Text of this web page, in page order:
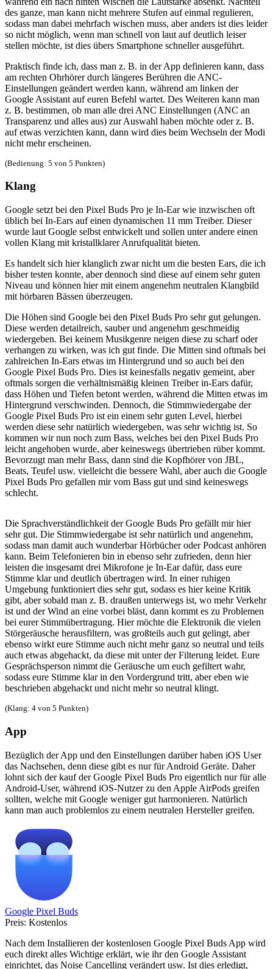
des ganze, man kann nicht mehrere Stufen auf einmal regulieren,
sodass man dabei mehrfach wischen muss, aber anders ist dies leider
so nicht möglich, wenn man schnell von laut auf deutlich leiser
stellen möchte, ist dies übers Smartphone schneller ausgeführt.
Praktisch finde ich, dass man z. B. in der App definieren kann, dass
am rechten Ohrhörer durch längeres Berühren die ANC-
Einstellungen geändert werden kann, während am linken der
Google Assistant auf euren Befehl wartet. Des Weiteren kann man
z. B. bestimmen, ob man alle drei ANC Einstellungen (ANC an
Transparenz und alles aus) zur Auswahl haben möchte oder z. B.
auf etwas verzichten kann, dann wird dies beim Wechseln der Modi
nicht mehr erscheinen.
(Bedienung: 5 von 5 Punkten)
Klang
Google setzt bei den Pixel Buds Pro je In-Ear wie inzwischen oft
üblich bei In-Ears auf einen dynamischen 11 mm Treiber. Dieser
wurde laut Google selbst entwickelt und sollen unter andere einen
vollen Klang mit kristallklarer Anrufqualität bieten.
Es handelt sich hier klanglich zwar nicht um die besten Ears, die ich
bisher testen konnte, aber dennoch sind diese auf einem sehr guten
Niveau und können hier mit einem angenehm neutralen Klangbild
mit hörbaren Bässen überzeugen.
Die Höhen sind Google bei den Pixel Buds Pro sehr gut gelungen.
Diese werden detailreich, sauber und angenehm geschmeidig
wiedergeben. Bei keinem Musikgenre neigen diese zu scharf oder
verhangen zu wirken, was ich gut finde. Die Mitten sind oftmals bei
zahlreichen In-Ears etwas im Hintergrund und so auch bei den
Google Pixel Buds Pro. Dies ist keinesfalls negativ gemeint, aber
oftmals sorgen die verhältnismäßig kleinen Treiber in-Ears dafür,
dass Höhen und Tiefen betont werden, während die Mitten etwas im
Hintergrund verschwinden. Dennoch, die Stimmwiedergabe der
Google Pixel Buds Pro ist ein einem sehr guten Level, hierbei
werden diese sehr natürlich wiedergeben, was sehr wichtig ist. So
kommen wir nun noch zum Bass, welches bei den Pixel Buds Pro
leicht angehoben wurde, aber keineswegs übertrieben rüber kommt.
Bevorzugt man mehr Bass, dann sind die Kopfhörer von JBL,
Beats, Teufel usw. vielleicht die bessere Wahl, aber auch die Google
Pixel Buds Pro gefallen mir vom Bass gut und sind keineswegs
schlecht.
Die Sprachverständlichkeit der Google Buds Pro gefällt mir hier
sehr gut. Die Stimmwiedergabe ist sehr natürlich und angenehm,
sodass man damit auch wunderbar Hörbücher oder Podcast anhören
kann. Beim Telefonieren bin in ebenso sehr zufrieden, denn hier
leisten die insgesamt drei Mikrofone je In-Ear dafür, dass eure
Stimme klar und deutlich übertragen wird. In einer ruhigen
Umgebung funktioniert dies sehr gut, sodass es hier keine Kritik
gibt, aber sobald man z. B. draußen unterwegs ist, wo mehr Verkehr
ist und der Wind an eine vorbei bläst, dann kommt es zu Problemen
bei eurer Stimmübertragung. Hier möchte die Elektronik die vielen
Störgeräusche herausfiltern, was großteils auch gut gelingt, aber
ebenso wirkt eure Stimme auch nicht mehr ganz so neutral und teils
auch etwas abgehackt, da diese mit unter der Filterung leidet. Eure
Gesprächsperson nimmt die Geräusche um euch gefiltert wahr,
sodass eure Stimme klar in den Vordergrund tritt, aber eben wie
beschrieben abgehackt und nicht mehr so neutral klingt.
(Klang: 4 von 5 Punkten)
App
Bezüglich der App und den Einstellungen darüber haben iOS User
das Nachsehen, denn diese gibt es nur für Android Geräte. Daher
lohnt sich der kauf der Google Pixel Buds Pro eigentlich nur für alle
Android-User, während iOS-Nutzer zu den Apple AirPods greifen
sollten, welche mit Google weniger gut harmonieren. Natürlich
kann man auch problemlos zu einem neutralen Hersteller greifen.
Google Pixel Buds
Preis: Kostenlos
Nach dem Installieren der kostenlosen Google Pixel Buds App wird
euch direkt alles Wichtige erklärt, wie ihr den Google Assistant
einrichtet, das Noise Cancelling verändert usw. Ist dies erledigt,